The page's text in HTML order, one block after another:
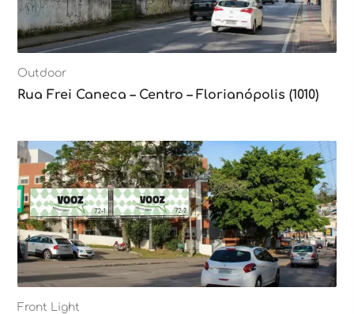
Outdoor
Rua Frei Caneca – Centro – Florianópolis (1010)
Front Light